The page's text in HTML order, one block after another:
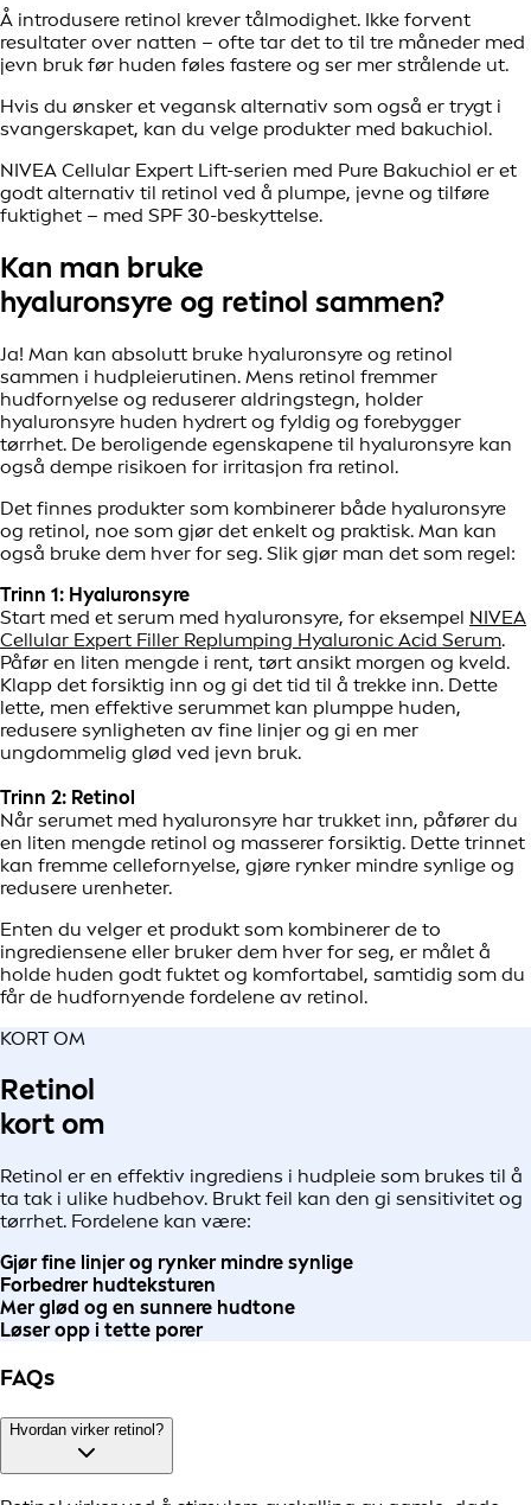
Å introdusere retinol krever tålmodighet. Ikke forvent
resultater over natten – ofte tar det to til tre måneder med
jevn bruk før huden føles fastere og ser mer strålende ut.
Hvis du ønsker et vegansk alternativ som også er trygt i
svangerskapet, kan du velge produkter med bakuchiol.
NIVEA Cellular Expert Lift-serien med Pure Bakuchiol er et
godt alternativ til retinol ved å plumpe, jevne og tilføre
fuktighet – med SPF 30-beskyttelse.
Kan man bruke
hyaluronsyre og retinol sammen?
Ja! Man kan absolutt bruke hyaluronsyre og retinol
sammen i hudpleierutinen. Mens retinol fremmer
hudfornyelse og reduserer aldringstegn, holder
hyaluronsyre huden hydrert og fyldig og forebygger
tørrhet. De beroligende egenskapene til hyaluronsyre kan
også dempe risikoen for irritasjon fra retinol.
Det finnes produkter som kombinerer både hyaluronsyre
og retinol, noe som gjør det enkelt og praktisk. Man kan
også bruke dem hver for seg. Slik gjør man det som regel:
Trinn 1: Hyaluronsyre
Start med et serum med hyaluronsyre, for eksempel NIVEA
Cellular Expert Filler Replumping Hyaluronic Acid Serum.
Påfør en liten mengde i rent, tørt ansikt morgen og kveld.
Klapp det forsiktig inn og gi det tid til å trekke inn. Dette
lette, men effektive serummet kan plumppe huden,
redusere synligheten av fine linjer og gi en mer
ungdommelig glød ved jevn bruk.
Trinn 2: Retinol
Når serumet med hyaluronsyre har trukket inn, påfører du
en liten mengde retinol og masserer forsiktig. Dette trinnet
kan fremme cellefornyelse, gjøre rynker mindre synlige og
redusere urenheter.
Enten du velger et produkt som kombinerer de to
ingrediensene eller bruker dem hver for seg, er målet å
holde huden godt fuktet og komfortabel, samtidig som du
får de hudfornyende fordelene av retinol.
KORT OM
Retinol
kort om
Retinol er en effektiv ingrediens i hudpleie som brukes til å
ta tak i ulike hudbehov. Brukt feil kan den gi sensitivitet og
tørrhet. Fordelene kan være:
Gjør fine linjer og rynker mindre synlige
Forbedrer hudteksturen
Mer glød og en sunnere hudtone
Løser opp i tette porer
FAQs
Hvordan virker retinol?